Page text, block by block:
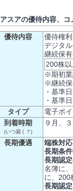
アスアの優待内容、コ
優待内容 優待権利
デジタル
継続保
200株以
※期初業
※継続保
・基準
・基準
タイプ
電子ポ
到着時期
(いつ届く？)
９月、
長期優遇 端株対応
長期条件
長期認
名簿に
に、200
長期認